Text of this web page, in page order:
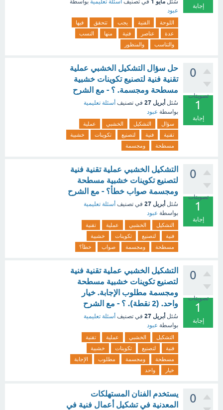
إجابة
سُئل في تصنيف أسئلة تعليمية بواسطة
عبود
اللوحة الفنية يجب تتحقق
فيها
عدة
عناصر فنية منها
النسب
والتناسب
والمنظور
0
تصويتات
1
إجابة
حل سؤال التشكيل الخشبي عملية
تقنية فنية لتصنيع تكوينات خشبية
مسطحة ومجسمة. ؟ - مع الشرح
سُئل أبريل 27 في تصنيف أسئلة تعليمية
بواسطة عبود
سؤال التشكيل الخشبي
عملية
تقنية
فنية لتصنيع تكوينات
خشبية
مسطحة
ومجسمة
0
تصويتات
1
إجابة
التشكيل الخشبي عملية تقنية فنية
لتصنيع تكوينات خشبية مسطحة
ومجسمة صواب خطأ؟ - مع الشرح
سُئل أبريل 27 في تصنيف أسئلة تعليمية
بواسطة عبود
التشكيل الخشبي عملية
تقنية
فنية
لتصنيع تكوينات
خشبية
مسطحة
ومجسمة صواب خطأ؟
0
تصويتات
1
إجابة
التشكيل الخشبي عملية تقنية فنية
لتصنيع تكوينات خشبية مسطحة
ومجسمة مطلوب الإجابة. خيار
واحد. (2 نقطة). ؟ - مع الشرح
سُئل أبريل 27 في تصنيف أسئلة تعليمية
بواسطة عبود
التشكيل الخشبي عملية
تقنية
فنية
لتصنيع تكوينات
خشبية
مسطحة
ومجسمة مطلوب
الإجابة
خيار
واحد
0
يستخدم الفنان المستهلكات
المعدنية في تشكيل أعمال فنية في